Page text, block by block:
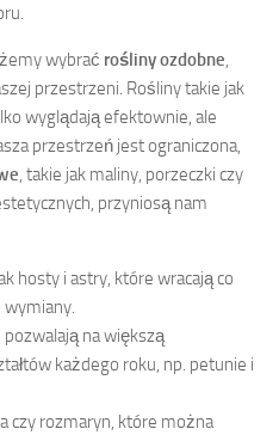
wybrać rośliny ozdobne,
przestrzeni. Rośliny takie jak
wyglądają efektownie, ale
przestrzeń jest ograniczona,
, takie jak maliny, porzeczki czy
przyniosą nam
hosty i astry, które wracają co
wymiany.
pozwalają na większą
każdego roku, np. petunie i
czy rozmaryn, które można